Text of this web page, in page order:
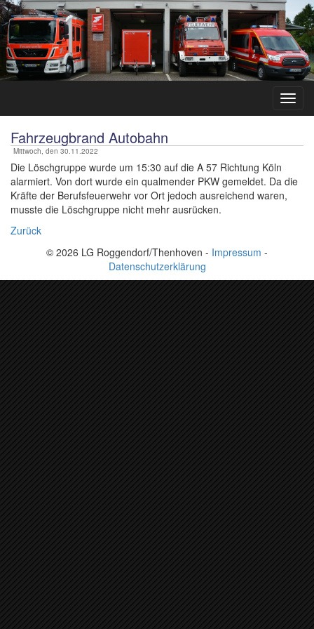
Fahrzeugbrand Autobahn
Mittwoch, den 30.11.2022
Die Löschgruppe wurde um 15:30 auf die A 57 Richtung Köln
alarmiert. Von dort wurde ein qualmender PKW gemeldet. Da die
Kräfte der Berufsfeuerwehr vor Ort jedoch ausreichend waren,
musste die Löschgruppe nicht mehr ausrücken.
Zurück
© 2026 LG Roggendorf/Thenhoven - Impressum -
Datenschutzerklärung